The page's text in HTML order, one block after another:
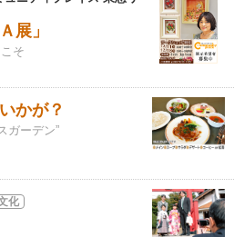
展」
そ
かが？
ガーデン”
化